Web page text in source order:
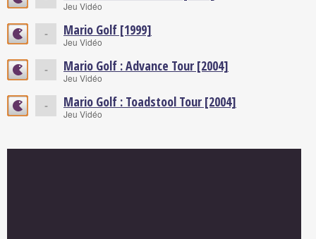
Jeu Vidéo
- Mario Golf [1999]
Jeu Vidéo
- Mario Golf : Advance Tour [2004]
Jeu Vidéo
- Mario Golf : Toadstool Tour [2004]
Jeu Vidéo